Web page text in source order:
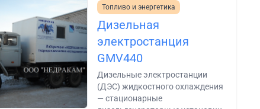
Топливо и энергетика
Дизельная
электростанция
GMV440
Дизельные электростанции
(ДЭС) жидкостного охлаждения
— стационарные